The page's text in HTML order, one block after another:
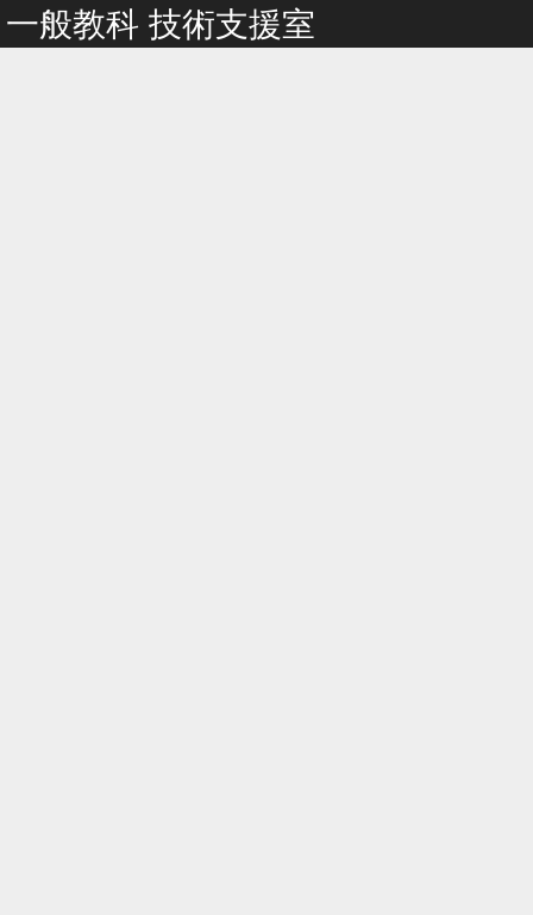
一般教科 技術支援室